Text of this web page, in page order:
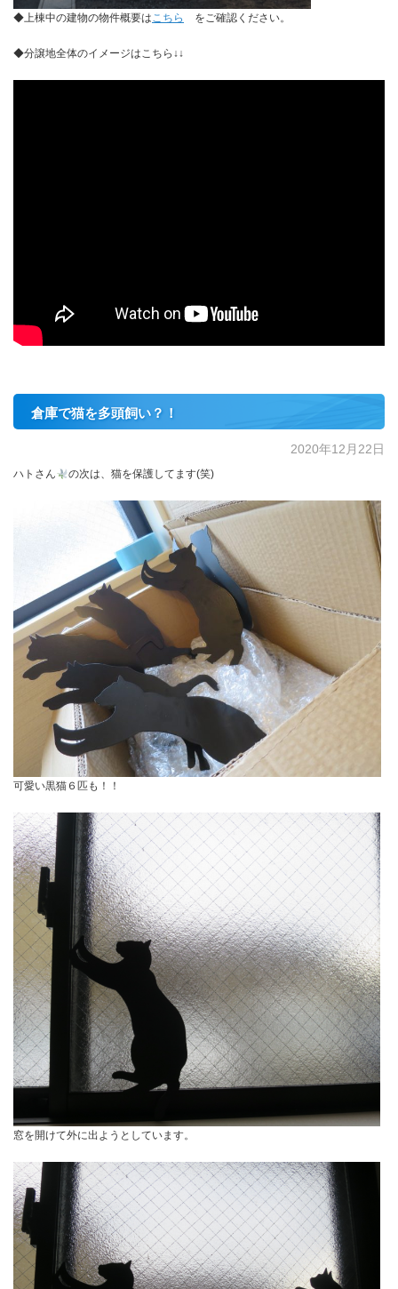
◆上棟中の建物の物件概要はこちら をご確認ください。
◆分譲地全体のイメージはこちら↓↓
倉庫で猫を多頭飼い？！
2020年12月22日
ハトさん の次は、猫を保護してます(笑)
可愛い黒猫６匹も！！
窓を開けて外に出ようとしています。